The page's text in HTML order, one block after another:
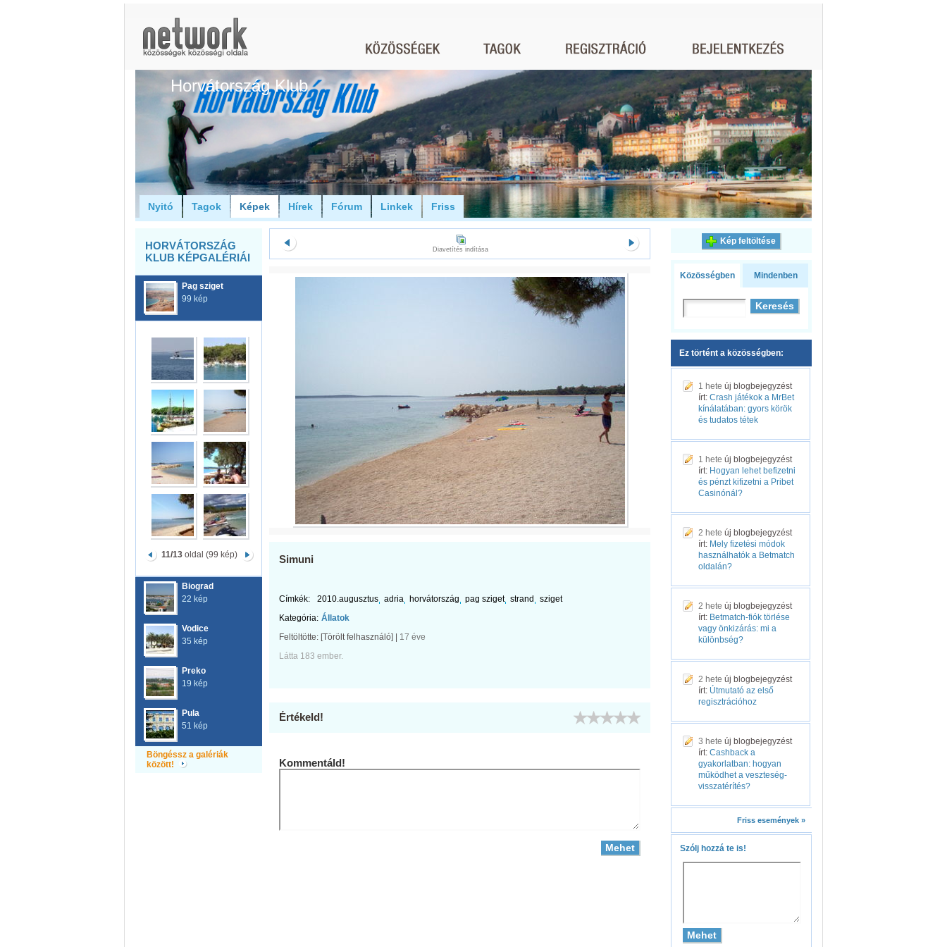
Horvátország Klub
Nyitó Tagok Képek Hírek Fórum Linkek Friss
HORVÁTORSZÁG
KLUB KÉPGALÉRIÁI
Pag sziget
99 kép
11/13 oldal (99 kép)
Biograd
22 kép
Vodice
35 kép
Preko
19 kép
Pula
51 kép
Böngéssz a galériák
között!
Diavetítés indítása
Simuni
Címkék: 2010.augusztus adria horvátország pag sziget strand
sziget
Kategória: Állatok
Feltöltötte: [Törölt felhasználó]
17 éve
Látta 183 ember.
Értékeld!
Kommentáld!
Kép feltöltése
Közösségben Mindenben
Ez történt a közösségben:
1 hete új blogbejegyzést
írt: Crash játékok a MrBet
kínálatában: gyors körök
és tudatos tétek
1 hete új blogbejegyzést
írt: Hogyan lehet befizetni
és pénzt kifizetni a Pribet
Casinónál?
2 hete új blogbejegyzést
írt: Mely fizetési módok
használhatók a Betmatch
oldalán?
2 hete új blogbejegyzést
írt: Betmatch-fiók törlése
vagy önkizárás: mi a
különbség?
2 hete új blogbejegyzést
írt: Útmutató az első
regisztrációhoz
3 hete új blogbejegyzést
írt: Cashback a
gyakorlatban: hogyan
működhet a veszteség-
visszatérítés?
Friss események »
Szólj hozzá te is!